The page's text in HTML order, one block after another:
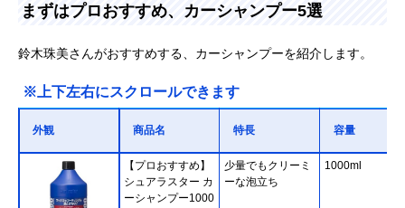
まずはプロおすすめ、カーシャンプー5選
鈴木珠美さんがおすすめする、カーシャンプーを紹介します。
※上下左右にスクロールできます
外観 商品名 特長 容量
【プロおすすめ】
シュアラスター カ
ーシャンプー1000
少量でもクリーミ
ーな泡立ち
1000ml